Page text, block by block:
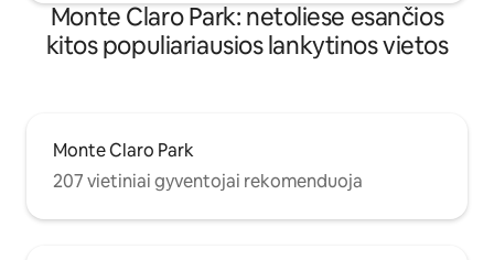
Monte Claro Park: netoliese esančios
kitos populiariausios lankytinos vietos
Monte Claro Park
207 vietiniai gyventojai rekomenduoja